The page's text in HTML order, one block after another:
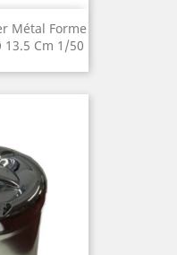
Métal Forme
13.5 Cm 1/50